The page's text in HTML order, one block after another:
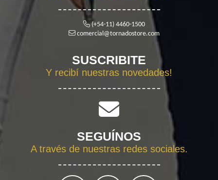
(+54-11) 4460-1500
comercial@tornadostore.com
SUSCRIBITE
Y recibí nuestras novedades!
SEGUÍNOS
A través de nuestras redes sociales.